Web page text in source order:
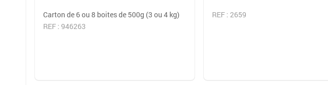
Carton de 6 ou 8 boites de 500g (3 ou 4 kg)
REF : 946263
REF : 2659